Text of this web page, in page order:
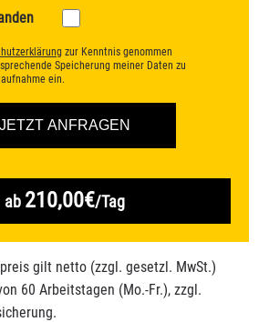
zur Kenntnis genommen
Speicherung meiner Daten zu
ein.
ab 210,00€/Tag
gilt netto (zzgl. gesetzl. MwSt.)
60 Arbeitstagen (Mo.-Fr.), zzgl.